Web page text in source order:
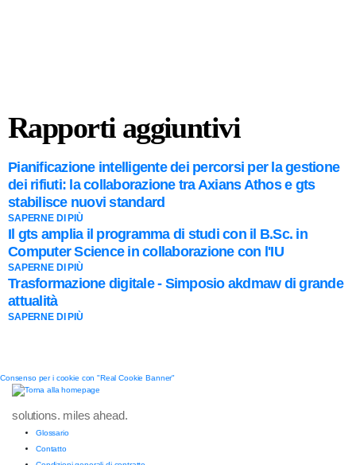
Rapporti aggiuntivi
Pianificazione intelligente dei percorsi per la gestione
dei rifiuti: la collaborazione tra Axians Athos e gts
stabilisce nuovi standard
SAPERNE DI PIÙ
Il gts amplia il programma di studi con il B.Sc. in
Computer Science in collaborazione con l'IU
SAPERNE DI PIÙ
Trasformazione digitale - Simposio akdmaw di grande
attualità
SAPERNE DI PIÙ
Consenso per i cookie con "Real Cookie Banner"
solutions. miles ahead.
Glossario
Contatto